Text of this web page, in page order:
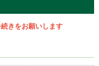
きをお願いします